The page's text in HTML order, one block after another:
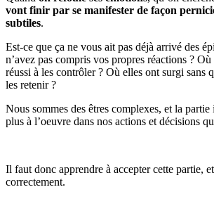
vont finir par se manifester de façon
subtiles.
Est-ce que ça ne vous ait pas déjà arrivé des
n’avez pas compris vos propres réactions ? Où
réussi à les contrôler ? Où elles ont surgi sans
les retenir ?
Nous sommes des êtres complexes, et la partie
plus à l’oeuvre dans nos actions et décisions
Il faut donc apprendre à accepter cette partie,
correctement.